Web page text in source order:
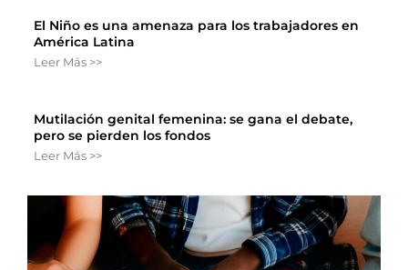
El Niño es una amenaza para los trabajadores en
América Latina
Leer Más >>
Mutilación genital femenina: se gana el debate,
pero se pierden los fondos
Leer Más >>